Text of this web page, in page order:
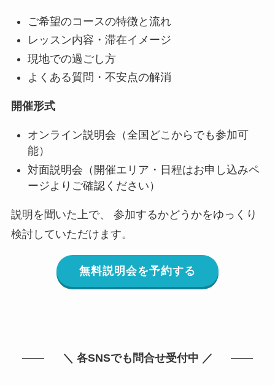
ご希望のコースの特徴と流れ
レッスン内容・滞在イメージ
現地での過ごし方
よくある質問・不安点の解消
開催形式
オンライン説明会（全国どこからでも参加可
能）
対面説明会（開催エリア・日程はお申し込みペ
ージよりご確認ください）
説明を聞いた上で、 参加するかどうかをゆっくり
検討していただけます。
無料説明会を予約する
＼ 各SNSでも問合せ受付中 ／